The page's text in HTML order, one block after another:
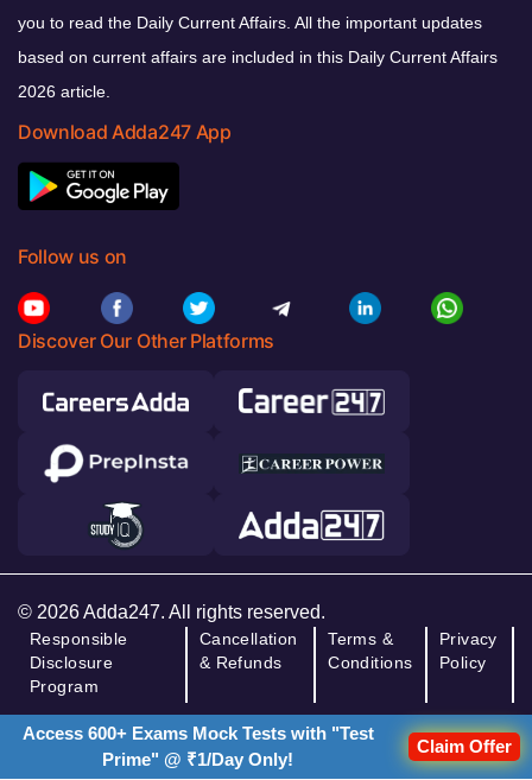
you to read the Daily Current Affairs. All the important updates
based on current affairs are included in this Daily Current Affairs
2026 article.
Download Adda247 App
Follow us on
Discover Our Other Platforms
© 2026 Adda247. All rights reserved.
Responsible
Disclosure
Program
Cancellation
& Refunds
Terms &
Conditions
Privacy
Policy
Access 600+ Exams Mock Tests with "Test
Prime" @ ₹1/Day Only!
Claim Offer